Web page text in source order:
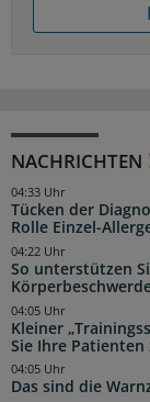
NACHRICHTEN
Tücken der
Rolle Einzel-
04:33 Uhr
So unterstützen
04:22 Uhr
Kleiner
Sie Ihre
04:05 Uhr
Das sind die
04:05 Uhr